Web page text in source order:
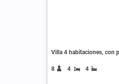
Villa 4 habitaciones, con
8 4 4